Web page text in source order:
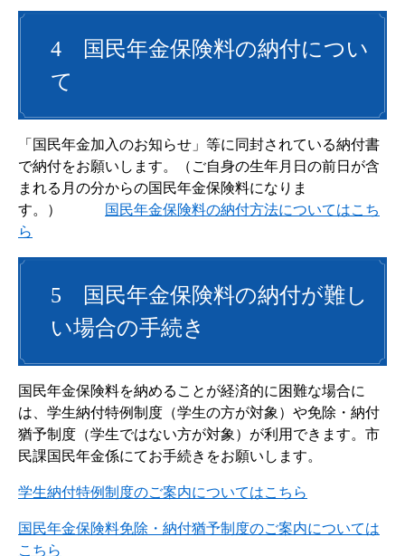
4 国民年金保険料の納付につい
て
「国民年金加入のお知らせ」等に同封されている納付書
で納付をお願いします。（ご自身の生年月日の前日が含
まれる月の分からの国民年金保険料になりま
す。）
国民年金保険料の納付方法についてはこち
ら
5 国民年金保険料の納付が難し
い場合の手続き
国民年金保険料を納めることが経済的に困難な場合に
は、学生納付特例制度（学生の方が対象）や免除・納付
猶予制度（学生ではない方が対象）が利用できます。市
民課国民年金係にてお手続きをお願いします。
学生納付特例制度のご案内についてはこちら
国民年金保険料免除・納付猶予制度のご案内については
こちら